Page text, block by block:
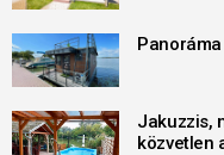
Jakuzzis,
közvetlen